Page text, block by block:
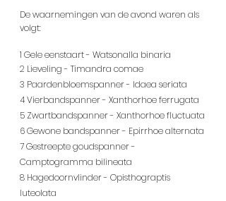
De waarnemingen van de avond waren als
volgt:
1 Gele eenstaart - Watsonalla binaria
2 Lieveling - Timandra comae
3 Paardenbloemspanner - Idaea seriata
4 Vierbandspanner - Xanthorhoe ferrugata
5 Zwartbandspanner - Xanthorhoe fluctuata
6 Gewone bandspanner - Epirrhoe alternata
7 Gestreepte goudspanner -
Camptogramma bilineata
8 Hagedoornvlinder - Opisthograptis
luteolata